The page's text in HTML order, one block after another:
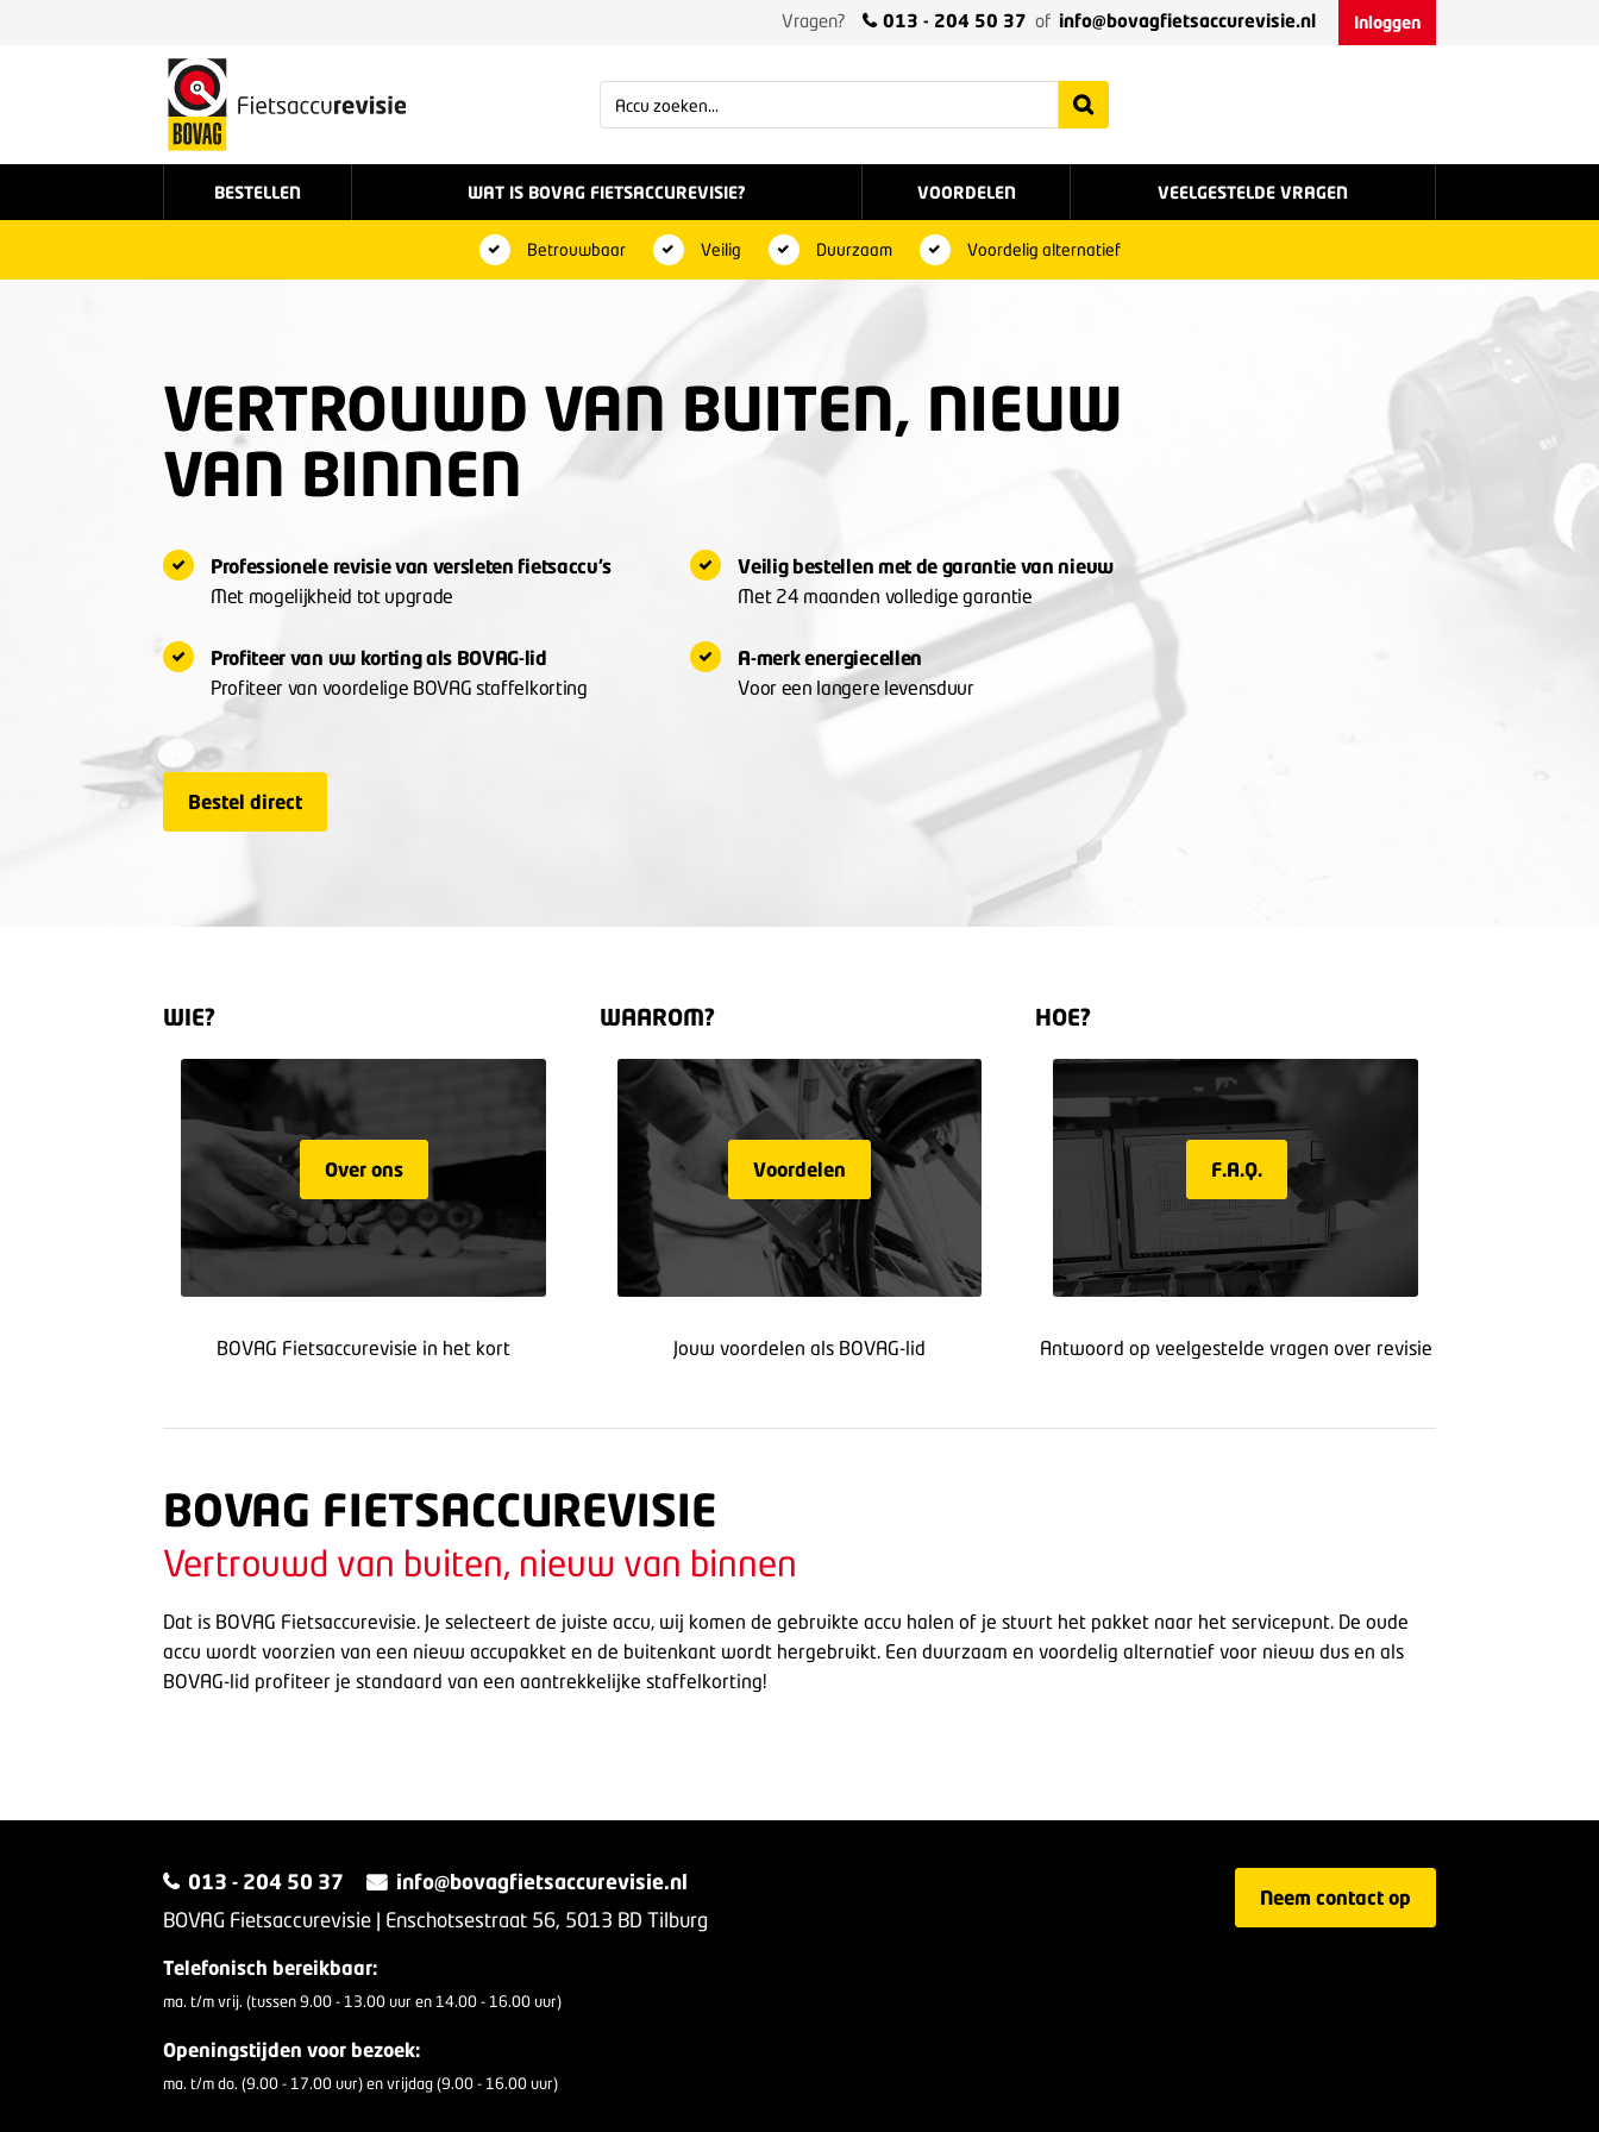
Vragen? 013 - 204 50 37 of info@bovagfietsaccurevisie.nl Inloggen
BESTELLEN WAT IS BOVAG FIETSACCUREVISIE? VOORDELEN VEELGESTELDE VRAGEN
Betrouwbaar Veilig Duurzaam Voordelig alternatief
VERTROUWD VAN BUITEN, NIEUW
VAN BINNEN
Professionele revisie van versleten fietsaccu's
Met mogelijkheid tot upgrade
Veilig bestellen met de garantie van nieuw
Met 24 maanden volledige garantie
Profiteer van uw korting als BOVAG-lid
Profiteer van voordelige BOVAG staffelkorting
A-merk energiecellen
Voor een langere levensduur
Bestel direct
WIE?
Over ons
BOVAG Fietsaccurevisie in het kort
WAAROM?
Voordelen
Jouw voordelen als BOVAG-lid
HOE?
F.A.Q.
Antwoord op veelgestelde vragen over revisie
BOVAG FIETSACCUREVISIE
Vertrouwd van buiten, nieuw van binnen
Dat is BOVAG Fietsaccurevisie. Je selecteert de juiste accu, wij komen de gebruikte accu halen of je stuurt het pakket naar het servicepunt. De oude
accu wordt voorzien van een nieuw accupakket en de buitenkant wordt hergebruikt. Een duurzaam en voordelig alternatief voor nieuw dus en als
BOVAG-lid profiteer je standaard van een aantrekkelijke staffelkorting!
013 - 204 50 37
info@bovagfietsaccurevisie.nl
BOVAG Fietsaccurevisie | Enschotsestraat 56, 5013 BD Tilburg
Telefonisch bereikbaar:
ma. t/m vrij. (tussen 9.00 - 13.00 uur en 14.00 - 16.00 uur)
Openingstijden voor bezoek:
ma. t/m do. (9.00 - 17.00 uur) en vrijdag (9.00 - 16.00 uur)
Neem contact op